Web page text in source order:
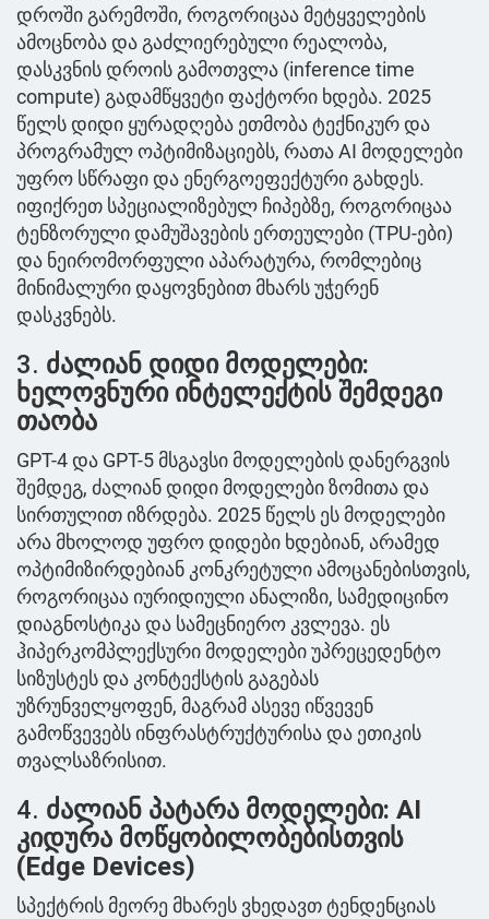
დროში გარემოში, როგორიცაა მეტყველების
ამოცნობა და გაძლიერებული რეალობა,
დასკვნის დროის გამოთვლა (inference time
compute) გადამწყვეტი ფაქტორი ხდება. 2025
წელს დიდი ყურადღება ეთმობა ტექნიკურ და
პროგრამულ ოპტიმიზაციებს, რათა AI მოდელები
უფრო სწრაფი და ენერგოეფექტური გახდეს.
იფიქრეთ სპეციალიზებულ ჩიპებზე, როგორიცაა
ტენზორული დამუშავების ერთეულები (TPU-ები)
და ნეირომორფული აპარატურა, რომლებიც
მინიმალური დაყოვნებით მხარს უჭერენ
დასკვნებს.
3. ძალიან დიდი მოდელები:
ხელოვნური ინტელექტის შემდეგი
თაობა
GPT-4 და GPT-5 მსგავსი მოდელების დანერგვის
შემდეგ, ძალიან დიდი მოდელები ზომითა და
სირთულით იზრდება. 2025 წელს ეს მოდელები
არა მხოლოდ უფრო დიდები ხდებიან, არამედ
ოპტიმიზირდებიან კონკრეტული ამოცანებისთვის,
როგორიცაა იურიდიული ანალიზი, სამედიცინო
დიაგნოსტიკა და სამეცნიერო კვლევა. ეს
ჰიპერკომპლექსური მოდელები უპრეცედენტო
სიზუსტეს და კონტექსტის გაგებას
უზრუნველყოფენ, მაგრამ ასევე იწვევენ
გამოწვევებს ინფრასტრუქტურისა და ეთიკის
თვალსაზრისით.
4. ძალიან პატარა მოდელები: AI
კიდურა მოწყობილობებისთვის
(Edge Devices)
სპექტრის მეორე მხარეს ვხედავთ ტენდენციას